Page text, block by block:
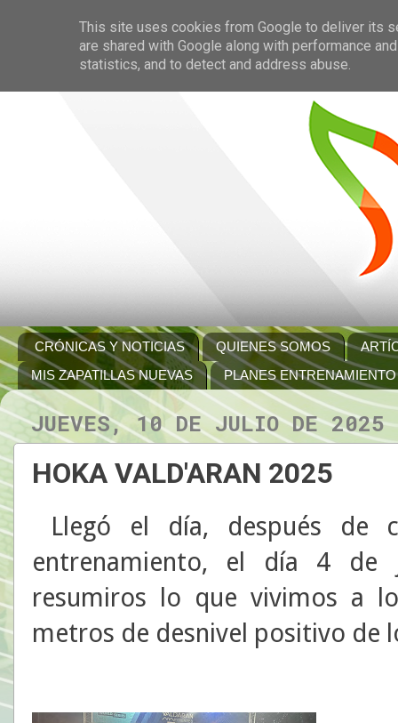
CRÓNICAS Y NOTICIAS QUIENES SOMOS
MIS ZAPATILLAS NUEVAS
PLANES ENTRENAMIENTO
JUEVES, 10 DE JULIO DE 2025
HOKA VALD'ARAN 2025
Llegó el día, después de
entrenamiento, el día 4
resumiros lo que vivimos a
metros de desnivel positivo de
This site uses cookies from Google to deliver its
are shared with Google along with performance
statistics, and to detect and address abuse.